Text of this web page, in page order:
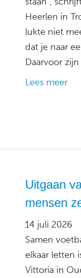
Heerlen in
lukte niet
dat je naar
Daarvoor
Lees meer
Uitgaan
mensen
14 juli 2026
Samen
elkaar letten
Vittoria in